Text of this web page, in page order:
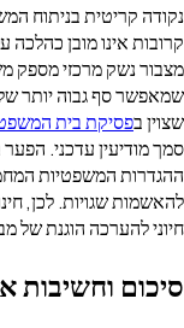
בניתוח המשפטי
אינו מובן כהלכה על
מרכזי מספק משקל
סף גבוה יותר של נזק
פסיקת בית המשפט
עדכני. הפער בין
המשפטיות המחמירות
שגויות. לכן, חינוך
הוגנת של מבצעי
וחשיבות